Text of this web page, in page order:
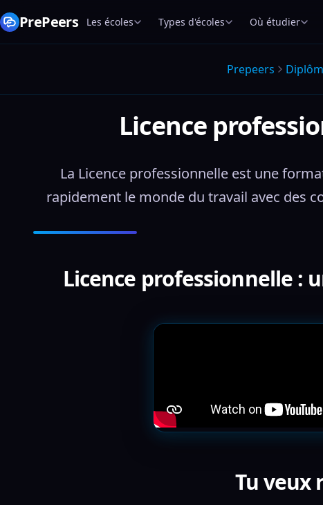
PrePeers Les écoles Types d'écoles Où étudier
Prepeers
Licence
La Licence professionnelle est une
rapidement le monde du travail avec des
Licence professionnelle :
Tu veux